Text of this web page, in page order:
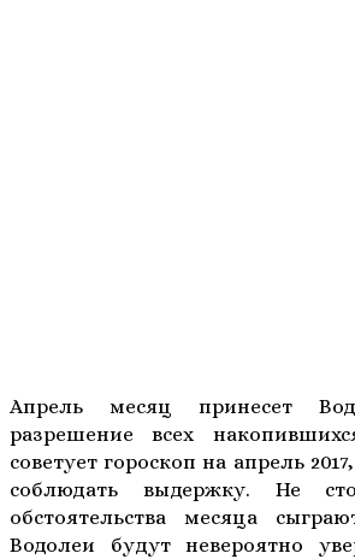
Апрель месяц принесет
разрешение всех
советует гороскоп на апрель
соблюдать выдержку. Не
обстоятельства месяца
Водолеи будут невероятно